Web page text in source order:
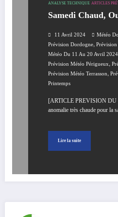
ANALYSE TECHNIQUE ARTICLES
Samedi Chaud,
11 Avril 2024 Météo
Prévision Dordogne, Prévision
Météo Du 11 Au 20 Avril 2024
Prévision Météo Périgueux,
Prévision Météo Terrasson,
Printemps
[ARTICLE PREVISION DU
anomalie très chaude pour la
Lire la suite